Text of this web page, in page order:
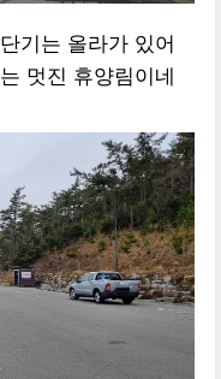
기는 올라가 있어
멋진 휴양림이네